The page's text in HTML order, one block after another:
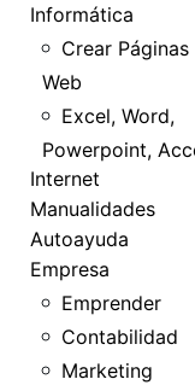
Informática
Crear Páginas
Web
Excel, Word,
Powerpoint,
Internet
Manualidades
Autoayuda
Empresa
Emprender
Contabilidad
Marketing